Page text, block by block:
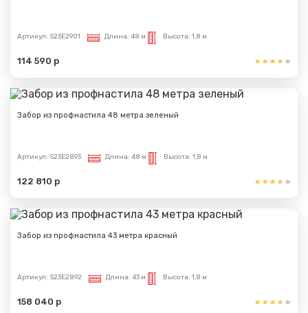
Артикул: S23E2901 Длина: 48 м Высота: 1,8 м
114 590 р
Забор из профнастила 48 метра зеленый
Артикул: S23E2893 Длина: 48 м Высота: 1,8 м
122 810 р
Забор из профнастила 43 метра красный
Артикул: S23E2892 Длина: 43 м Высота: 1,8 м
158 040 р